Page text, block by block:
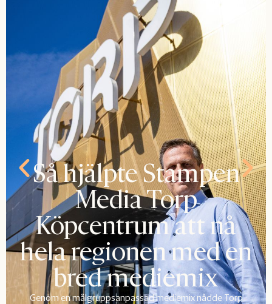
Så hjälpte Stampen
Media Torp
Köpcentrum att nå
hela regionen med en
bred mediemix
Genom en målgruppsanpassad mediemix nådde Torp